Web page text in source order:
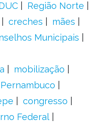
Região Norte
creches
mães
Municipais
mobilização
Pernambuco
congresso
Federal